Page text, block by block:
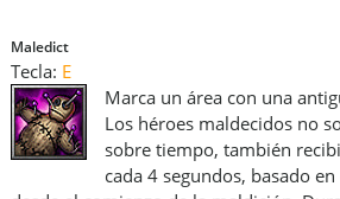
Maledict
Tecla: E
Marca un área con una
Los héroes maldecidos no
sobre tiempo, también
cada 4 segundos, basado